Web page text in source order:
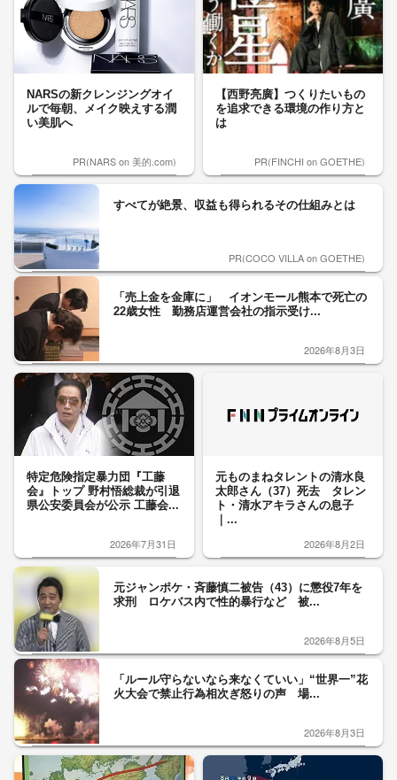
NARSの新クレンジングオイ
ルで毎朝、メイク映えする潤
い美肌へ
PR(NARS on 美的.com)
【西野亮廣】つくりたいもの
を追求できる環境の作り方と
は
PR(FINCHI on GOETHE)
すべてが絶景、収益も得られるその仕組みとは
PR(COCO VILLA on GOETHE)
「売上金を金庫に」 イオンモール熊本で死亡の
22歳女性 勤務店運営会社の指示受け...
2026年8月3日
特定危険指定暴力団『工藤
会』トップ 野村悟総裁が引退
県公安委員会が公示 工藤会...
2026年7月31日
元ものまねタレントの清水良
太郎さん（37）死去 タレン
ト・清水アキラさんの息子
｜...
2026年8月2日
元ジャンポケ・斉藤慎二被告（43）に懲役7年を
求刑 ロケバス内で性的暴行など 被...
2026年8月5日
「ルール守らないなら来なくていい」“世界一”花
火大会で禁止行為相次ぎ怒りの声 場...
2026年8月3日